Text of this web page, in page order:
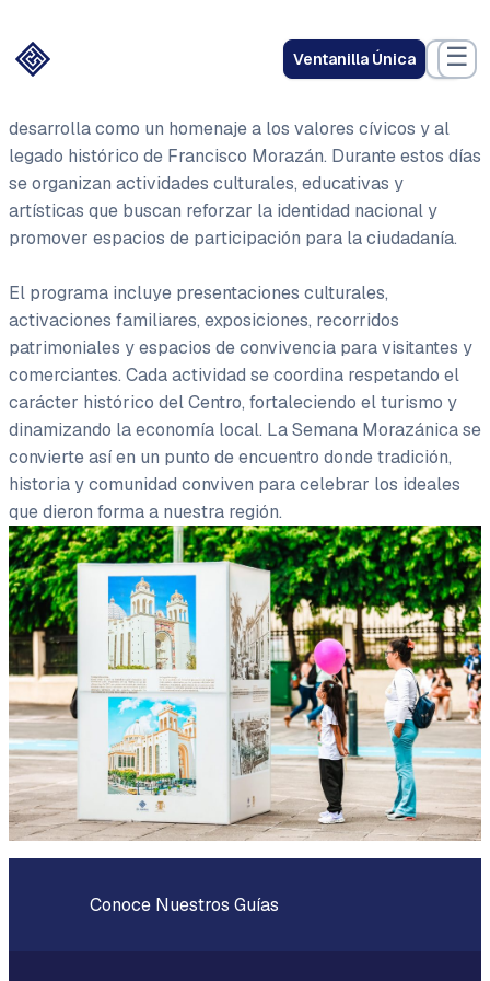
Ventanilla Única ☰
desarrolla como un homenaje a los valores cívicos y al
legado histórico de Francisco Morazán. Durante estos días
se organizan actividades culturales, educativas y
artísticas que buscan reforzar la identidad nacional y
promover espacios de participación para la ciudadanía.
El programa incluye presentaciones culturales,
activaciones familiares, exposiciones, recorridos
patrimoniales y espacios de convivencia para visitantes y
comerciantes. Cada actividad se coordina respetando el
carácter histórico del Centro, fortaleciendo el turismo y
dinamizando la economía local. La Semana Morazánica se
convierte así en un punto de encuentro donde tradición,
historia y comunidad conviven para celebrar los ideales
que dieron forma a nuestra región.
Conoce Nuestros Guías